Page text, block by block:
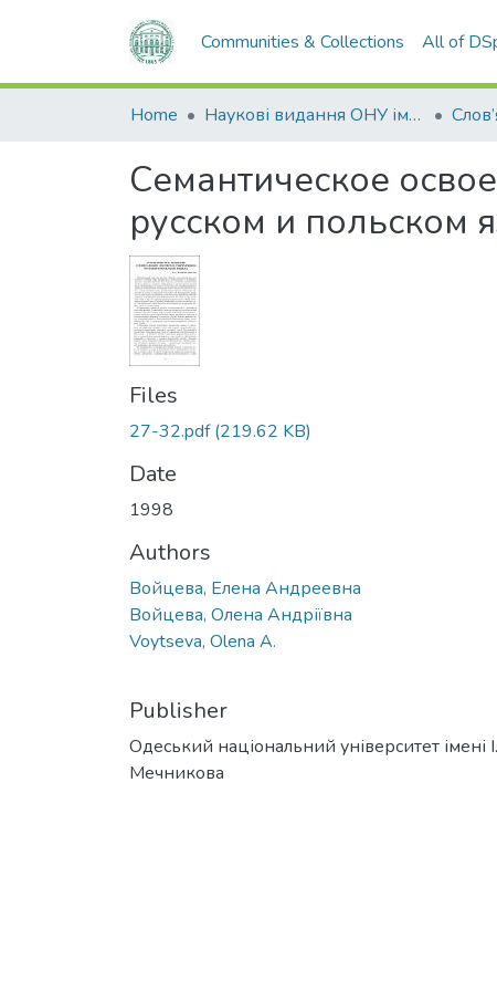
Communities & Collections All of
Home Наукові видання ОНУ імені І. І. Мечникова
Семантическое
русском и польском
Files
27-32.pdf(219.62 KB)
Date
1998
Authors
Войцева, Елена Андреевна
Войцева, Олена Андріївна
Voytseva, Olena A.
Publisher
Одеський національний університет імені І.
Мечникова